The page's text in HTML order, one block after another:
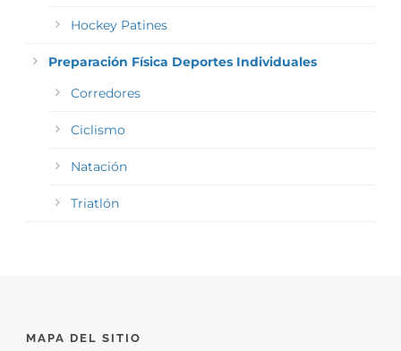
Hockey Patines
Preparación Física Deportes Individuales
Corredores
Ciclismo
Natación
Triatlón
MAPA DEL SITIO